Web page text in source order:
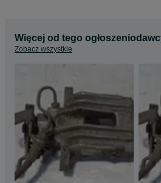
Więcej od tego
Zobacz wszystkie